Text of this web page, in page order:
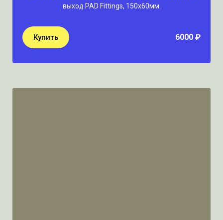
выход PAD Fittings, 150х60мм.
Купить 6000 ₽